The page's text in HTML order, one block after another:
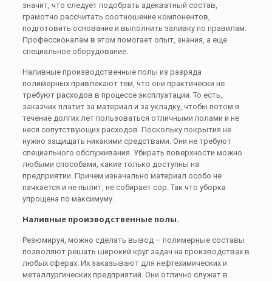
значит, что следует подобрать адекватный состав,
грамотно рассчитать соотношение компонентов,
подготовить основание и выполнить заливку по правилам.
Профессионалам в этом помогает опыт, знания, а еще
специальное оборудование.
Наливные производственные полы из разряда
полимерных привлекают тем, что они практически не
требуют расходов в процессе эксплуатации. То есть,
заказчик платит за материал и за укладку, чтобы потом в
течение долгих лет пользоваться отличными полами и не
неся сопутствующих расходов. Поскольку покрытия не
нужно защищать никакими средствами. Они не требуют
специального обслуживания. Убирать поверхности можно
любыми способами, какие только доступны на
предприятии. Причем изначально материал особо не
пачкается и не пылит, не собирает сор. Так что уборка
упрощена по максимуму.
Наливные производственные полы.
Резюмируя, можно сделать вывод – полимерные составы
позволяют решать широкий круг задач на производствах в
любых сферах. Их заказывают для нефтехимических и
металлургических предприятий. Они отлично служат в